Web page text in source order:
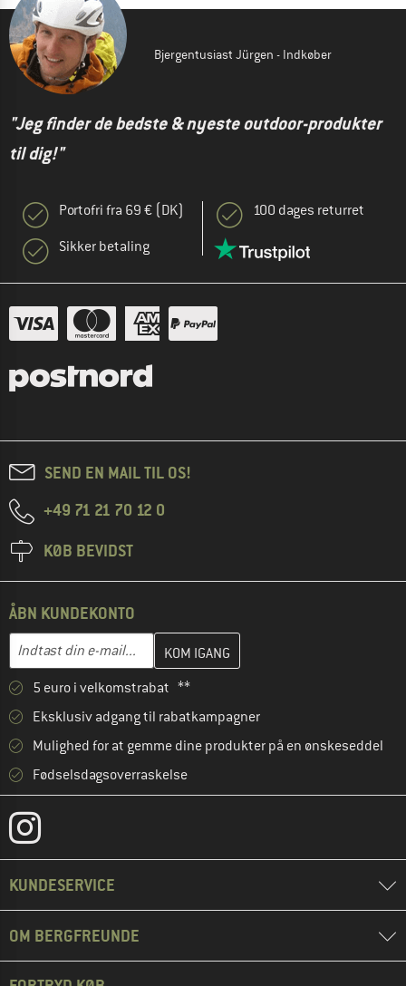
Bjergentusiast Jürgen - Indkøber
"Jeg finder de bedste & nyeste outdoor-produkter
til dig!"
Portofri fra 69 € (DK)
Sikker betaling
100 dages returret
SEND EN MAIL TIL OS!
+49 71 21 70 12 0
KØB BEVIDST
ÅBN KUNDEKONTO
Indtast din e-mail...
Indtast din e-mailadresse her, og opret i næste trin din
5 euro i velkomstrabat **
Eksklusiv adgang til rabatkampagner
Mulighed for at gemme dine produkter på en ønskeseddel
Fødselsdagsoverraskelse
KUNDESERVICE
OM BERGFREUNDE